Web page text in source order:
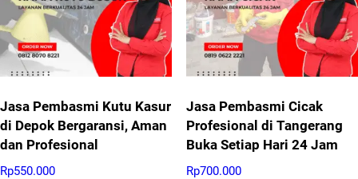
Jasa Pembasmi Kutu Kasur
di Depok Bergaransi, Aman
dan Profesional
Rp550.000
Jasa Pembasmi Cicak
Profesional di Tangerang
Buka Setiap Hari 24 Jam
Rp700.000